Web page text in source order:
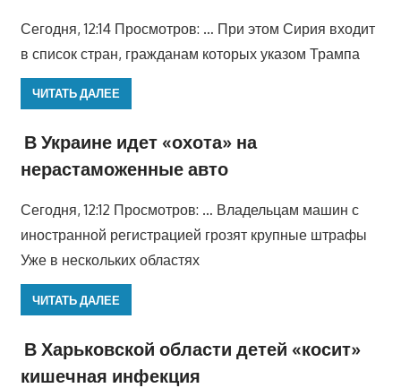
Сегодня, 12:14 Просмотров: … При этом Сирия входит
в список стран, гражданам которых указом Трампа
ЧИТАТЬ ДАЛЕЕ
В Украине идет «охота» на
нерастаможенные авто
Сегодня, 12:12 Просмотров: … Владельцам машин с
иностранной регистрацией грозят крупные штрафы
Уже в нескольких областях
ЧИТАТЬ ДАЛЕЕ
В Харьковской области детей «косит»
кишечная инфекция